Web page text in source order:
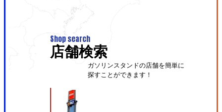
Shop search
店舗検索
ガソリンスタンドの店舗を簡単に
探すことができます！